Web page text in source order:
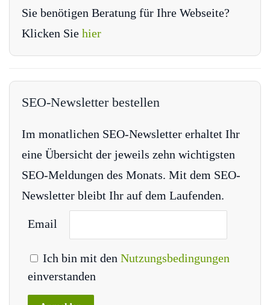
Sie benötigen Beratung für Ihre Webseite?
Klicken Sie hier
SEO-Newsletter bestellen
Im monatlichen SEO-Newsletter erhaltet Ihr
eine Übersicht der jeweils zehn wichtigsten
SEO-Meldungen des Monats. Mit dem SEO-
Newsletter bleibt Ihr auf dem Laufenden.
Email
Ich bin mit den Nutzungsbedingungen
einverstanden